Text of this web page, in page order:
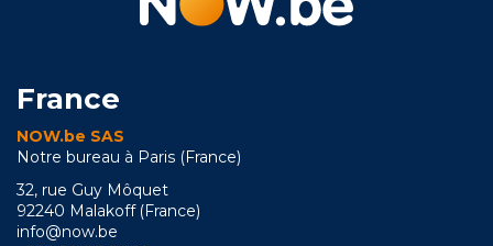
France
NOW.be SAS
Notre bureau à Paris (France)
32, rue Guy Môquet
92240 Malakoff (France)
info@now.be